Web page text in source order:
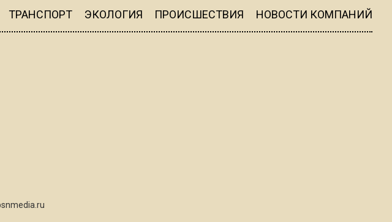
Telegram после обвинений
ТРАНСПОРТ ЭКОЛОГИЯ ПРОИСШЕСТВИЯ НОВОСТИ КОМПАНИЙ